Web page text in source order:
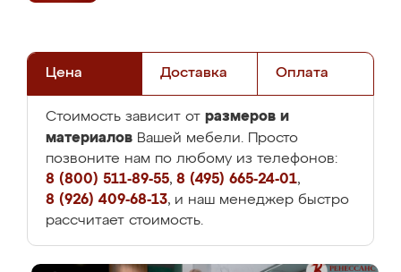
Цена Доставка Оплата
Стоимость зависит от размеров и
материалов Вашей мебели. Просто
позвоните нам по любому из телефонов:
8 (800) 511-89-55, 8 (495) 665-24-01,
8 (926) 409-68-13, и наш менеджер быстро
рассчитает стоимость.